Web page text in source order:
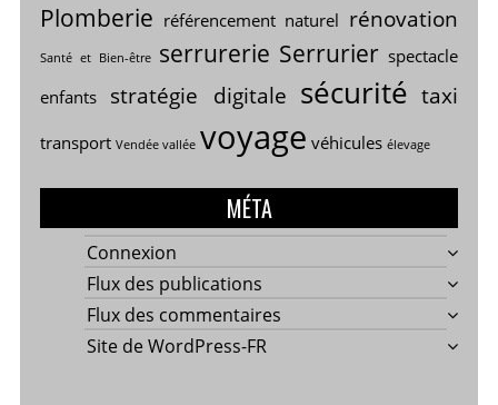
Plomberie référencement naturel rénovation
Santé et Bien-être serrurerie Serrurier spectacle
enfants
stratégie digitale sécurité taxi
transport Vendée vallée voyage véhicules élevage
MÉTA
Connexion
Flux des publications
Flux des commentaires
Site de WordPress-FR